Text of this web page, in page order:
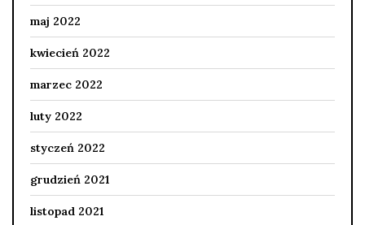
maj 2022
kwiecień 2022
marzec 2022
luty 2022
styczeń 2022
grudzień 2021
listopad 2021